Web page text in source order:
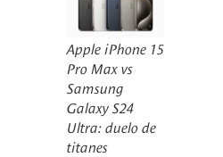
Apple iPhone 15
Pro Max vs
Samsung
Galaxy S24
Ultra: duelo de
titanes